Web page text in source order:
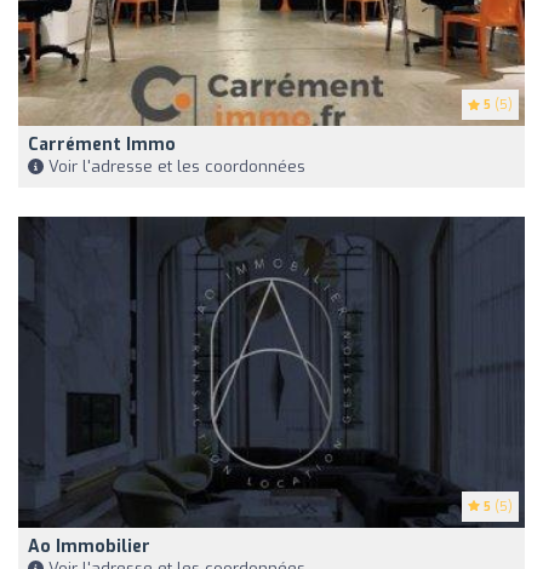
5 (5)
Carrément Immo
Voir l'adresse et les coordonnées
5 (5)
Ao Immobilier